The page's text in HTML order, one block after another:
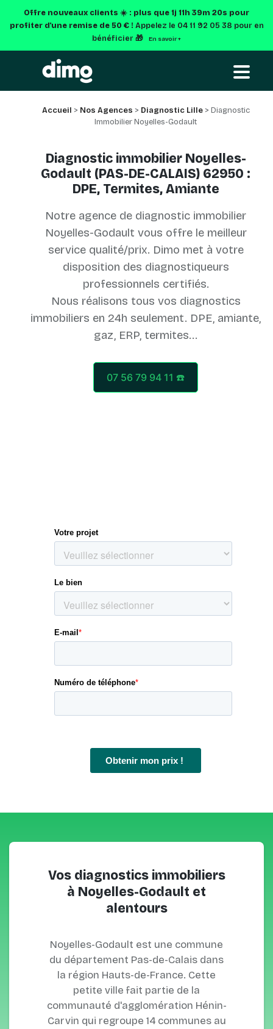
Offre nouveaux clients ☀️ : plus que 1j 11h 39m 20s pour
profiter d'une remise de 50 € ! Appelez le 04 11 92 05 38 pour en
bénéficier 🎁
En savoir +
Accueil > Nos Agences > Diagnostic Lille> Diagnostic
Immobilier Noyelles-Godault
Diagnostic immobilier Noyelles-
Godault (PAS-DE-CALAIS) 62950 :
DPE, Termites, Amiante
Notre agence de diagnostic immobilier
Noyelles-Godault vous offre le meilleur
service qualité/prix. Dimo met à votre
disposition des diagnostiqueurs
professionnels certifiés.
Nous réalisons tous vos diagnostics
immobiliers en 24h seulement. DPE, amiante,
07 56 79 94 11 ☎️
Vos diagnostics immobiliers
à Noyelles-Godault et
alentours
Noyelles-Godault est une commune
du département Pas-de-Calais dans
la région Hauts-de-France. Cette
petite ville fait partie de la
communauté d'agglomération Hénin-
Carvin qui regroupe 14 communes au